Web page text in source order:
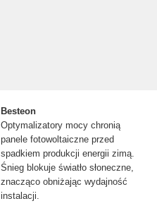
Besteon
Optymalizatory mocy chronią
panele fotowoltaiczne przed
spadkiem produkcji energii zimą.
Śnieg blokuje światło słoneczne,
znacząco obniżając wydajność
instalacji.